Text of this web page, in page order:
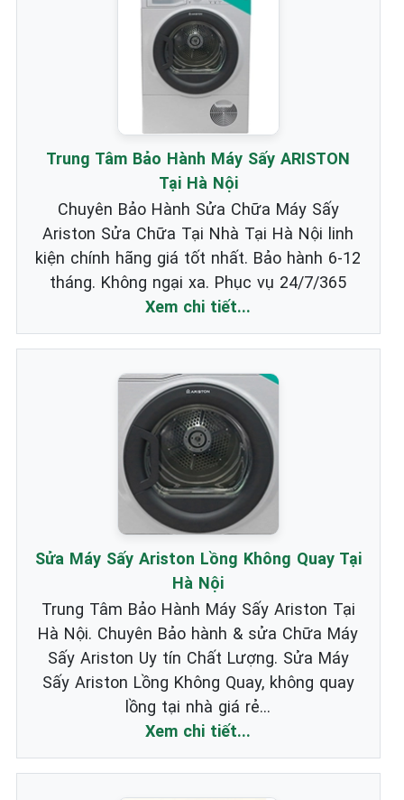
Trung Tâm Bảo Hành Máy Sấy ARISTON
Tại Hà Nội
Chuyên Bảo Hành Sửa Chữa Máy Sấy
Ariston Sửa Chữa Tại Nhà Tại Hà Nội linh
kiện chính hãng giá tốt nhất. Bảo hành 6-12
tháng. Không ngại xa. Phục vụ 24/7/365
Xem chi tiết...
Sửa Máy Sấy Ariston Lồng Không Quay Tại
Hà Nội
Trung Tâm Bảo Hành Máy Sấy Ariston Tại
Hà Nội. Chuyên Bảo hành & sửa Chữa Máy
Sấy Ariston Uy tín Chất Lượng. Sửa Máy
Sấy Ariston Lồng Không Quay, không quay
lồng tại nhà giá rẻ...
Xem chi tiết...